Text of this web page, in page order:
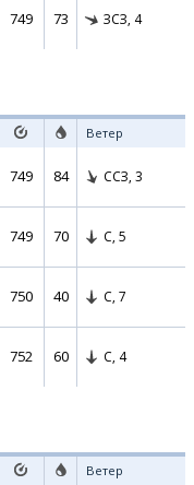
749 73 ЗСЗ, 4
Ветер
749 84 ССЗ, 3
749 70 С, 5
750 40 С, 7
752 60 С, 4
Ветер